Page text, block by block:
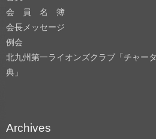
会 員 名 簿
会長メッセージ
例会
北九州第一ライオンズクラブ「チャー
典」
Archives